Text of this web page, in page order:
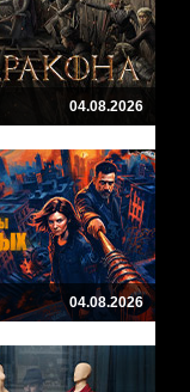
04.08.2026
04.08.2026